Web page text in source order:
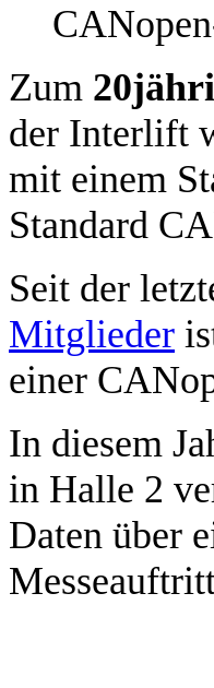
Zum
der Interlift
mit einem
Standard
Seit der
Mitglieder
einer
In diesem
in Halle 2
Daten über